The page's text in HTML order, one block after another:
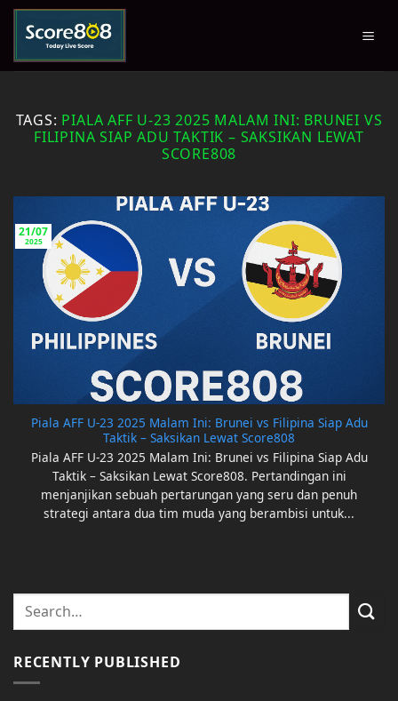
Skip
content
TAGS: PIALA AFF U-23 2025 MALAM INI: BRUNEI VS
FILIPINA SIAP ADU TAKTIK – SAKSIKAN LEWAT
SCORE808
Piala AFF U-23 2025 Malam Ini: Brunei vs Filipina Siap Adu
Taktik – Saksikan Lewat Score808
Piala AFF U-23 2025 Malam Ini: Brunei vs Filipina Siap Adu
Taktik – Saksikan Lewat Score808. Pertandingan ini
menjanjikan sebuah pertarungan yang seru dan penuh
strategi antara dua tim muda yang berambisi untuk...
21/07
2025
RECENTLY PUBLISHED